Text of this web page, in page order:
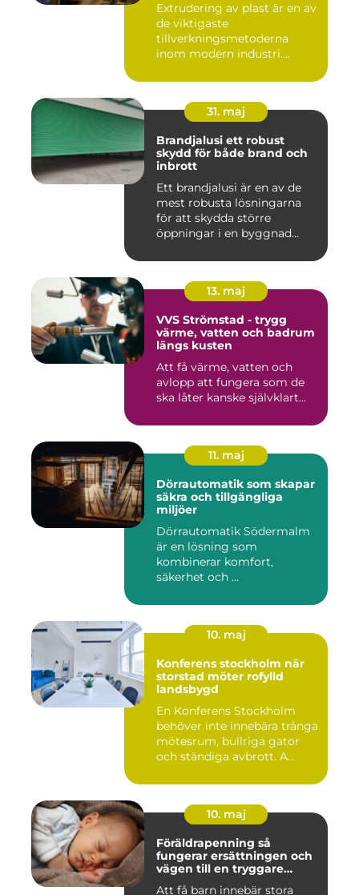
Extrudering av plast är en av
de viktigaste
tillverkningsmetoderna
inom modern industri.
31. maj
Brandjalusi ett robust
skydd för både brand och
inbrott
Ett brandjalusi är en av de
mest robusta lösningarna
för att skydda större
öppningar i en byggnad
13. maj
VVS Strömstad - trygg
värme, vatten och badrum
längs kusten
Att få värme, vatten och
avlopp att fungera som de
ska låter kanske självklart...
11. maj
Dörrautomatik som skapar
säkra och tillgängliga
miljöer
Dörrautomatik Södermalm
är en lösning som
kombinerar komfort,
säkerhet och ...
10. maj
Konferens stockholm när
storstad möter rofylld
landsbygd
En Konferens Stockholm
behöver inte innebära trånga
mötesrum, bullriga gator
och ständiga avbrott. A...
10. maj
Föräldrapenning så
fungerar ersättningen och
vägen till en tryggare
Att få barn innebär stora